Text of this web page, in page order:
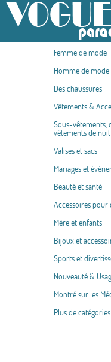
Femme de mode
Homme de mode
Des chaussures
Vêtements &
Sous-vêtements,
vêtements de
Valises et sacs
Mariages et
Beauté et santé
Accessoires pour
Mère et enfants
Bijoux et
Sports et
Nouveauté &
Montré sur les
Plus de catégories